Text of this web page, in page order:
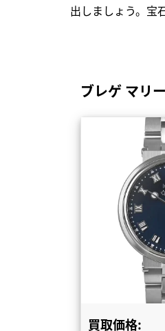
出しましょう。宝
ブレゲ マリ
買取価格: